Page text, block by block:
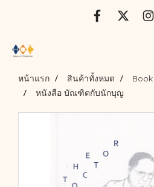
หน้าแรก สินค้าทั้งหมด Book
หนังสือ บัณฑิตกับนักบุญ